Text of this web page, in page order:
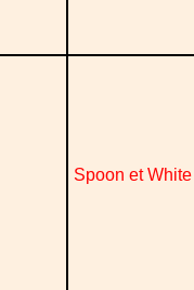
Spoon et White